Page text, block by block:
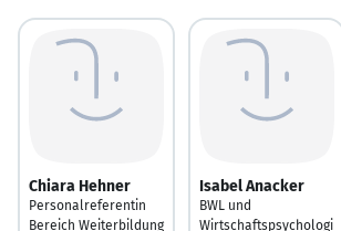
Chiara Hehner
Personalreferentin
Bereich Weiterbildung
Isabel Anacker
BWL und
Wirtschaftspsychologi